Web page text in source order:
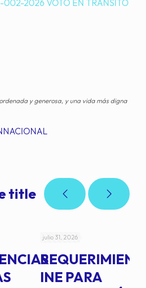
002-2026 VOTO EN TRÀNSITO
y generosa, y una vida más digna
title
julio 31, 2026
INE PARA